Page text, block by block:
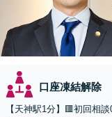
口座凍結解除
【天神駅1分】🟥初回相